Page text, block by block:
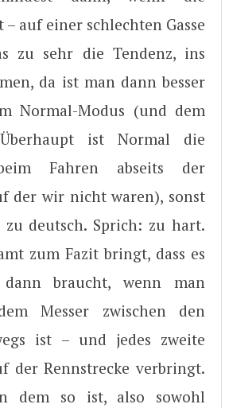
auf einer schlechten Gasse
zu sehr die Tendenz, ins
da ist man dann besser
Normal-Modus (und dem
Überhaupt ist Normal die
Fahren abseits der
der wir nicht waren), sonst
deutsch. Sprich: zu hart.
zum Fazit bringt, dass es
braucht, wenn man
Messer zwischen den
ist – und jedes zweite
der Rennstrecke verbringt.
dem so ist, also sowohl